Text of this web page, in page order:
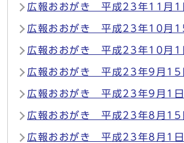
広報おおがき 平成23年11月1
広報おおがき 平成23年10月
広報おおがき 平成23年10月1
広報おおがき 平成23年9月15
広報おおがき 平成23年9月1
広報おおがき 平成23年8月15
広報おおがき 平成23年8月1